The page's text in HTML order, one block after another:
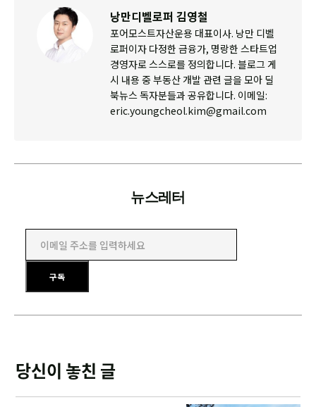
낭만디벨로퍼 김영철
포어모스트자산운용 대표이사. 낭만 디벨
로퍼이자 다정한 금융가, 명랑한 스타트업
경영자로 스스로를 정의합니다. 블로그 게
시 내용 중 부동산 개발 관련 글을 모아 딜
북뉴스 독자분들과 공유합니다. 이메일:
eric.youngcheol.kim@gmail.com
뉴스레터
이메일 주소를 입력하세요
구독
당신이 놓친 글